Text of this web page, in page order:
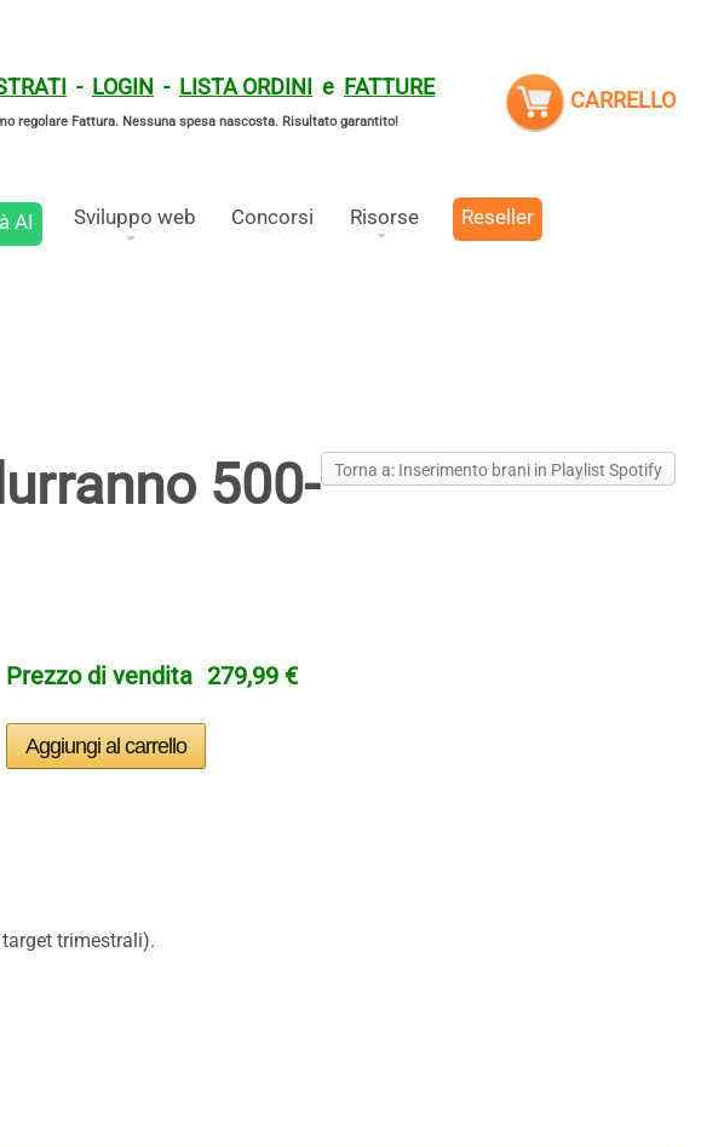
- LOGIN - LISTA ORDINI e FATTURE
regolare Fattura. Nessuna spesa nascosta. Risultato garantito!
CARRELLO
AI Sviluppo web Concorsi Risorse
Reseller
Torna a: Inserimento brani in Playlist Spotify
500-
Prezzo di vendita 279,99 €
trimestrali).